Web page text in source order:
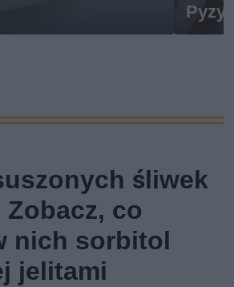
Pyzy
śliwek
Zobacz, co
nich sorbitol
jelitami